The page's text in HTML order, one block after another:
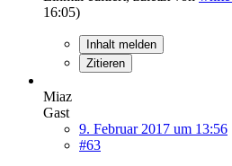
16:05)
Inhalt melden
Zitieren
Miaz
Gast
9. Februar 2017 um 13:56
#63